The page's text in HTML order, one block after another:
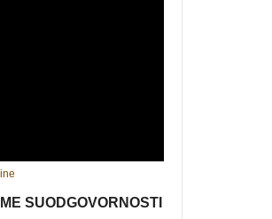
SUODGOVORNOSTI